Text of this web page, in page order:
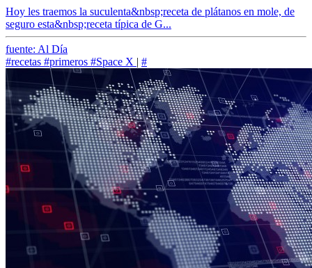
Hoy les traemos la suculenta&nbsp;receta de plátanos en mole, de
seguro esta&nbsp;receta típica de G...
fuente: Al Día
#recetas #primeros #Space X | #